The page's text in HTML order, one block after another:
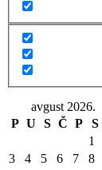
avgust 2026.
P U S Č P S
1
3
4 5 6 7 8